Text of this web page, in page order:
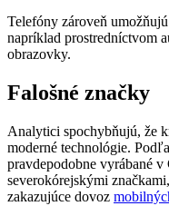
Telefóny zároveň
napríklad prostredníctvom
obrazovky.
Falošné značky
Analytici spochybňujú, že
moderné technológie.
pravdepodobne vyrábané v
severokórejskými
zakazujúce dovoz